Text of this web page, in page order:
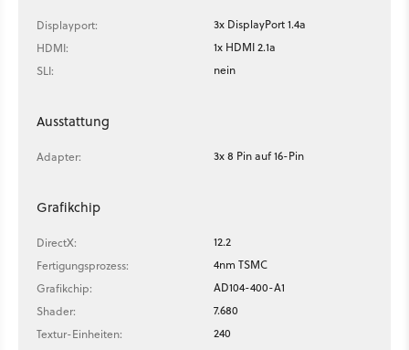
Displayport:
3x DisplayPort 1.4a
HDMI:
1x HDMI 2.1a
SLI:
nein
Ausstattung
Adapter: 3x 8 Pin auf 16-Pin
Grafikchip
DirectX:
12.2
Fertigungsprozess:
4nm TSMC
Grafikchip:
AD104-400-A1
Shader:
7.680
Textur-Einheiten:
240